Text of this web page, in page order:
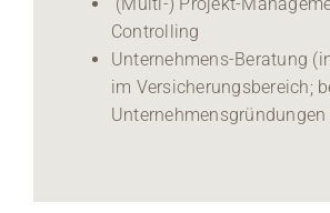
Controlling
Unternehmens-Beratung
im Versicherungsbereich;